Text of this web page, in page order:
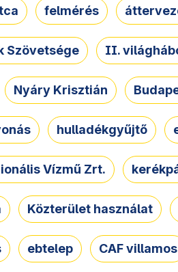
felmérés
Szövetsége II.
Nyáry Krisztián
hulladékgyűjtő
Vízmű Zrt.
Közterület használat
ebtelep CAF villamos